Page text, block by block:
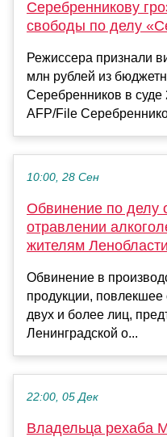
Серебренникову
свободы по делу
Режиссера признали
млн рублей из
Серебренников в суде
AFP/File
10:00, 28 Сен
Обвинение по делу
отравлении
жителям Ленобласти
Обвинение в
продукции, повлекшее
двух и более лиц,
Ленинградской о...
22:00, 05 Дек
Владельца рехаба